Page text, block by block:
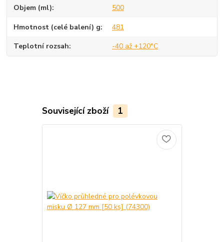
Objem (ml) 500
Hmotnost (celé balení) g 481
Teplotní rozsah -40 až +120°C
Související zboží 1